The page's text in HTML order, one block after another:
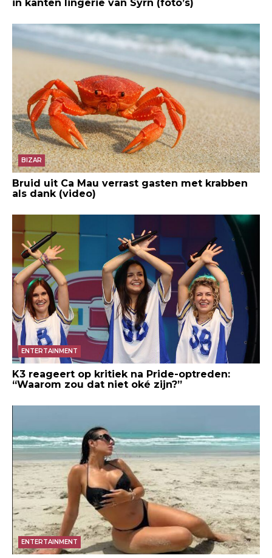
in kanten lingerie van Syrn (foto’s)
BIZAR
Bruid uit Ca Mau verrast gasten met krabben
als dank (video)
ENTERTAINMENT
K3 reageert op kritiek na Pride-optreden:
“Waarom zou dat niet oké zijn?”
ENTERTAINMENT